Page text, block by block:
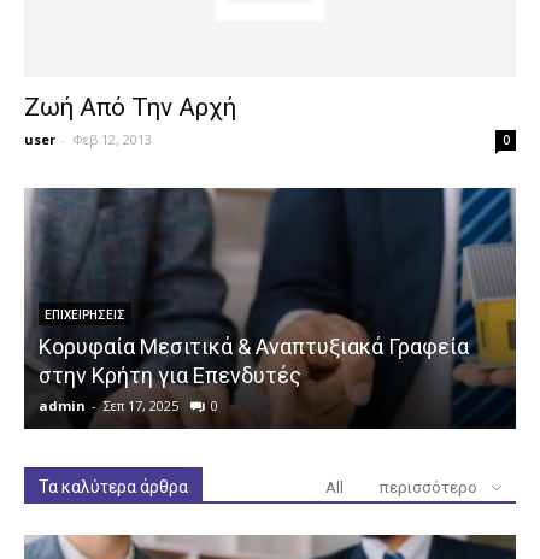
Ζωή Από Την Αρχή
user - Φεβ 12, 2013 0
ΕΠΙΧΕΙΡΉΣΕΙΣ
Κορυφαία Μεσιτικά & Αναπτυξιακά Γραφεία
στην Κρήτη για Επενδυτές
admin - Σεπ 17, 2025 0
Τα καλύτερα άρθρα All περισσότερο